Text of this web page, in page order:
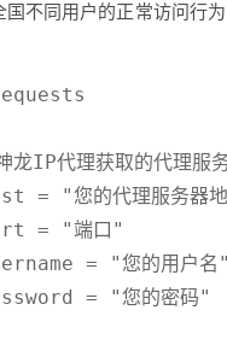
国不同用户的正常访问行
龙IP代理获取的代理服
= "您的代理服务器
= "端口"
= "您的用户名"
= "您的密码"